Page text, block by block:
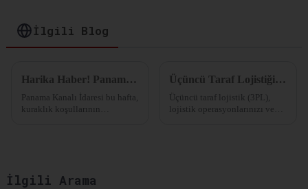
İlgili Blog
Harika Haber! Panama Kanalı Kuraklık Durumu İyileşiyor, Kısıtlamalar Hafifliyor!
Panama Kanalı İdaresi bu hafta,
kuraklık koşullarının
Üçüncü Taraf Lojistiği: Tedarik Zinciri Operasyonlarını Basitleştirme
Üçüncü taraf lojistik (3PL),
lojistik operasyonlarınızı ve
İlgili Arama